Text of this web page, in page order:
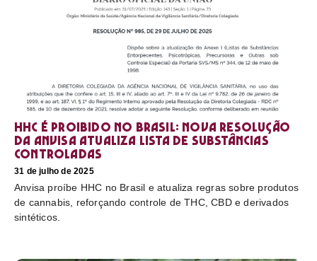
HHC é proibido no Brasil: nova resolução
da Anvisa atualiza lista de substâncias
controladas
31 de julho de 2025
Anvisa proíbe HHC no Brasil e atualiza regras sobre produtos
de cannabis, reforçando controle de THC, CBD e derivados
sintéticos.